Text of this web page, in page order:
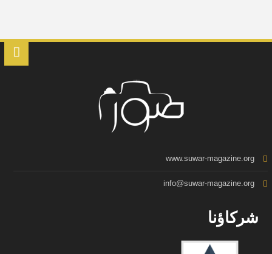
www.suwar-magazine.org
info@suwar-magazine.org
شركاؤنا